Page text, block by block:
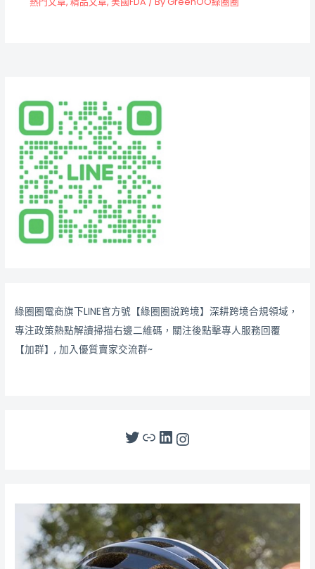
綠圈圈電商旗下LINE官方號【綠圈圈說跨境】深耕跨境合規領域，
專注政策熱點解讀掃描右邊二維碼，關注後點擊專人服務回覆
【加群】, 加入優質賣家交流群~